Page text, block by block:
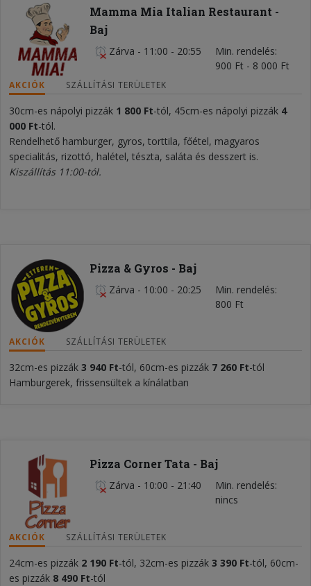
Mamma Mia Italian Restaurant -
Baj
Zárva - 11:00 - 20:55
Min. rendelés
900 Ft - 8 000 Ft
AKCIÓK SZÁLLÍTÁSI TERÜLETEK
30cm-es nápolyi pizzák 1 800 Ft-tól, 45cm-es nápolyi pizzák 4
000 Ft-tól.
Rendelhető hamburger, gyros, torttila, főétel, magyaros
specialitás, rizottó, halétel, tészta, saláta és desszert is.
Kiszállítás 11:00-tól.
Pizza & Gyros - Baj
Zárva - 10:00 - 20:25
Min. rendelés
800 Ft
AKCIÓK SZÁLLÍTÁSI TERÜLETEK
32cm-es pizzák 3 940 Ft-tól, 60cm-es pizzák 7 260 Ft-tól
Hamburgerek, frissensültek a kínálatban
Pizza Corner Tata - Baj
Zárva - 10:00 - 21:40
Min. rendelés
nincs
AKCIÓK SZÁLLÍTÁSI TERÜLETEK
24cm-es pizzák 2 190 Ft-tól, 32cm-es pizzák 3 390 Ft-tól, 60cm-
es pizzák 8 490 Ft-tól